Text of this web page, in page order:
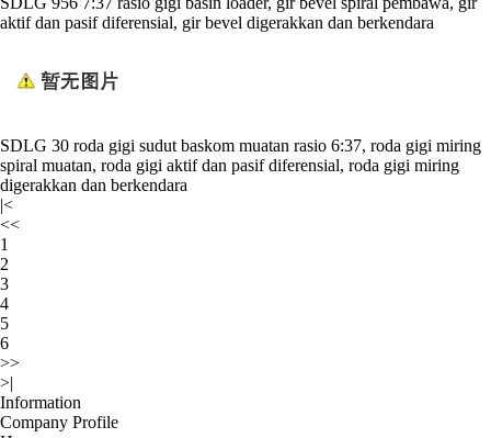
aktif dan pasif diferensial, gir bevel digerakkan dan berkendara
SDLG 30 roda gigi sudut baskom muatan rasio 6:37, roda gigi miring
spiral muatan, roda gigi aktif dan pasif diferensial, roda gigi miring
digerakkan dan berkendara
|<
<<
1
2
3
4
5
6
>>
>|
Information
Company Profile